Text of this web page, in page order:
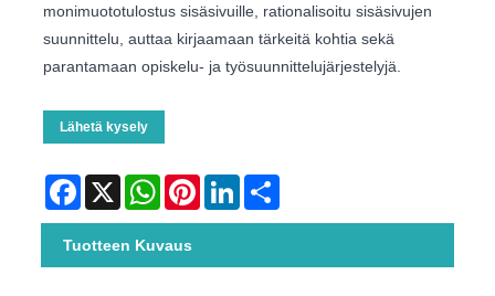
monimuototulostus sisäsivuille, rationalisoitu sisäsivujen
suunnittelu, auttaa kirjaamaan tärkeitä kohtia sekä
parantamaan opiskelu- ja työsuunnittelujärjestelyjä.
Lähetä kysely
Facebook
X WhatsAppPinterestLinkedIn
Tuotteen Kuvaus